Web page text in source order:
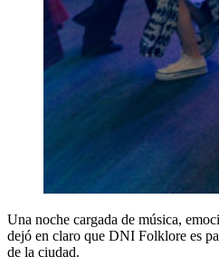
Una noche cargada de música,
dejó en claro que DNI Folklore es
de la ciudad.